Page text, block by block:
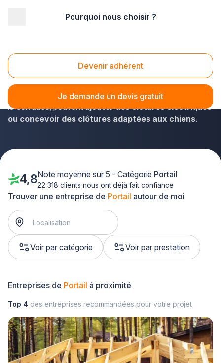
Pourquoi nous choisir ?
Devenir adhérent
Je demande un devis gratuit
Portail Calvados (14)
Plus-que-pro.fr est l'annuaire parfait pour dénicher dans
les plus brefs délais un poseur de clôtures et portails dans
le Calvados, pouvantajouter des clôtures électriques
ou concevoir des clôtures adaptées aux chiens.
Trouver une entreprise de Portail autour de moi
Voir par catégorie Voir par prestation
4,8Note moyenne sur 5 - Catégorie Portail
22 318 clients nous ont déjà fait confiance
Entreprises de Portail à proximité
Top 4 des entreprises recommandées pour votre projet